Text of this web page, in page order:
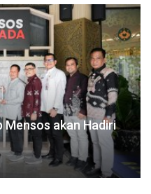
Mensos akan Hadiri